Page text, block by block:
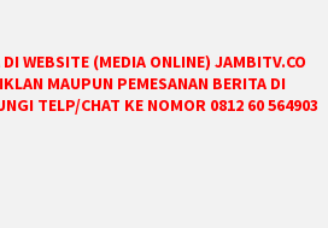
WEBSITE (MEDIA ONLINE) JAMBITV.CO
MAUPUN PEMESANAN BERITA DI
TELP/CHAT KE NOMOR 0812 60 564903